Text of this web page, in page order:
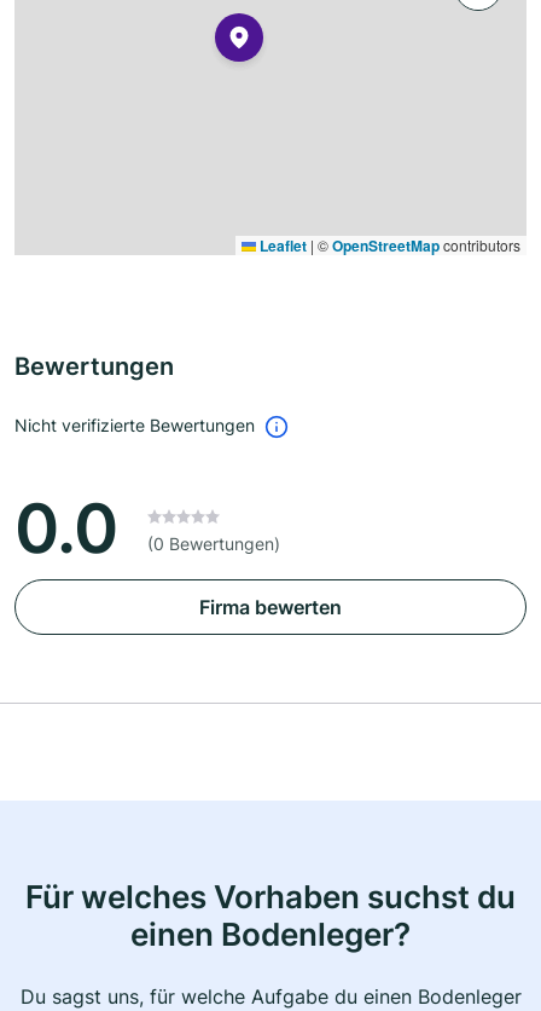
Leaflet | ©OpenStreetMapcontributors
Bewertungen
Nicht verifizierte Bewertungen
0.0 (0 Bewertungen)
Firma bewerten
Für welches Vorhaben suchst du
einen Bodenleger?
Du sagst uns, für welche Aufgabe du einen Bodenleger